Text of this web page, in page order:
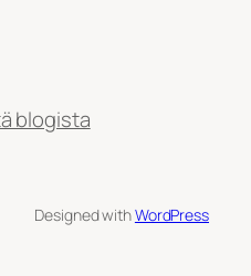
blogista
Designed withWordPress